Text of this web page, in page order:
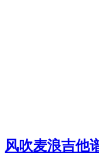
风吹麦浪吉他